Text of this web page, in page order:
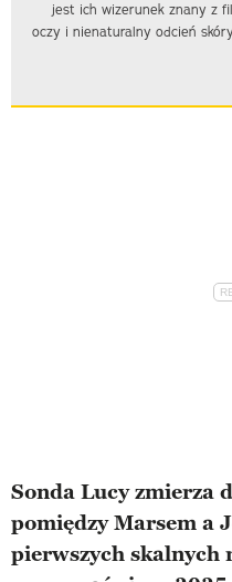
jest ich wizerunek znany z
oczy i nienaturalny odcień
Sonda Lucy zmierza
pomiędzy Marsem a
pierwszych